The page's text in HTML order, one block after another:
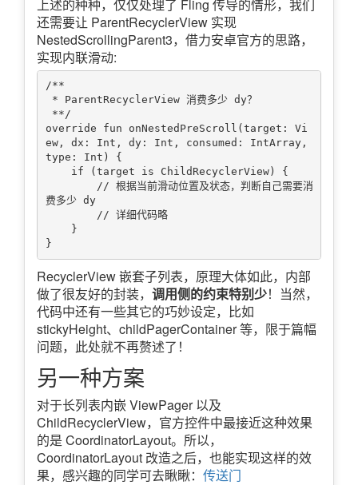
上述的种种，仅仅处理了 Fling 传导的情形，我们
还需要让 ParentRecyclerView 实现
NestedScrollingParent3，借力安卓官方的思路，
实现内联滑动:
/**
override fun onNestedPreScroll(target: Vi
ew, dx: Int, dy: Int, consumed: IntArray,
type: Int) {
费多少 dy
RecyclerView 嵌套子列表，原理大体如此，内部
做了很友好的封装， 调用侧的约束特别少！当然，
代码中还有一些其它的巧妙设定，比如
stickyHeight、childPagerContainer 等，限于篇幅
问题，此处就不再赘述了！
另一种方案
对于长列表内嵌 ViewPager 以及
ChildRecyclerView，官方控件中最接近这种效果
的是 CoordinatorLayout。所以，
CoordinatorLayout 改造之后，也能实现这样的效
果，感兴趣的同学可去瞅瞅： 传送门